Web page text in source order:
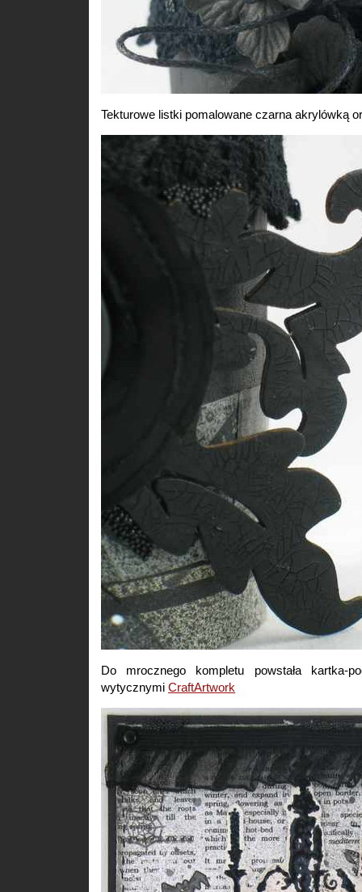
Tekturowe listki pomalowane czarna akrylówką
Do mrocznego kompletu powstała kartka-
wytycznymi CraftArtwork